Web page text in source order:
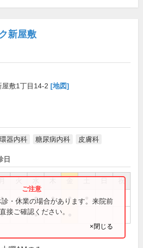
新屋敷
敷1丁目14-2 [地図]
器内科 糖尿病内科 皮膚科
日
祝
● ● ● ● ●
● ●
・休業の場合があります。来院前
接ご確認ください。
×閉じる